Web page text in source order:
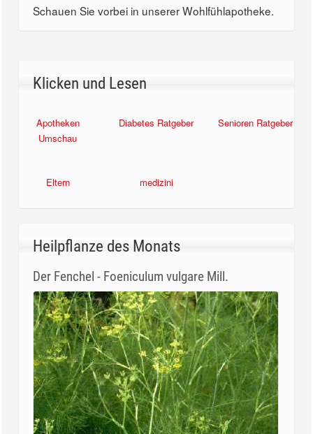
Schauen Sie vorbei in unserer Wohlfühlapotheke.
Klicken und Lesen
Apotheken
Umschau
Diabetes Ratgeber Senioren Ratgeber
Eltern medizini
Heilpflanze des Monats
Der Fenchel - Foeniculum vulgare Mill.